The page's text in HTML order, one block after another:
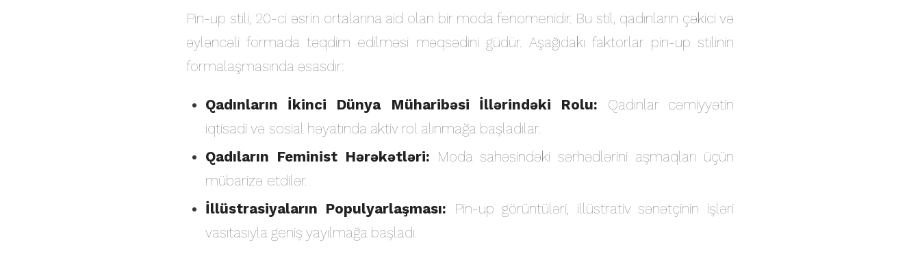
Pin-up stili, 20-ci əsrin ortalarına aid olan bir moda fenomenidir. Bu stil, qadınların çəkici və
əyləncəli formada təqdim edilməsi məqsədini güdür. Aşağıdakı faktorlar pin-up stilinin
formalaşmasında əsasdır:
Qadınların İkinci Dünya Müharibəsi İllərindəki Rolu: Qadınlar cəmiyyətin
iqtisadi və sosial həyatında aktiv rol alınmağa başladılar.
Qadıların Feminist Hərəkətləri: Moda sahəsindəki sərhədlərini aşmaqları üçün
mübarizə etdilər.
İllüstrasiyaların Populyarlaşması: Pin-up görüntüləri, illüstrativ sənətçinin işləri
vasıtasıyla geniş yayılmağa başladı.